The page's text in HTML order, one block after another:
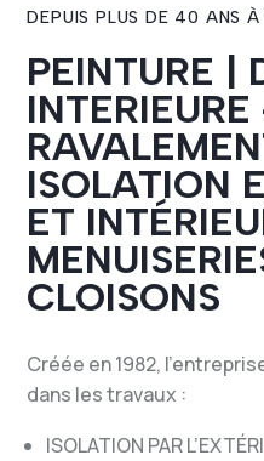
DEPUIS PLUS DE 40 ANS
PEINTURE |
INTERIEURE
ISOLATION
ET
CLOISONS
Créée en 1982,
dans les travaux :
ISOLATION PAR